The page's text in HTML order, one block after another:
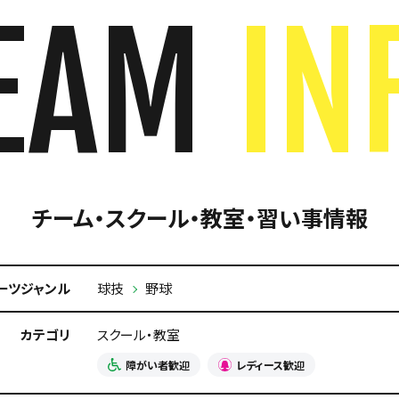
チーム・スクール・教室・習い事情報
ツジャンル 球技 野球
カテゴリ スクール・教室
障がい者歓迎 レディース歓迎